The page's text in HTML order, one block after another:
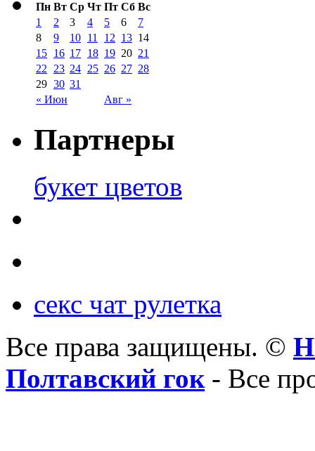
Пн Вт Ср Чт Пт Сб Вс
« Июн Авг »
1 2 3 4 5 6
7
8
9 10 11 12 13 14
15 16 17 18 19 20 21
22
23 24 25 26 27 28
29 30 31
Партнеры
букет цветов
секс чат рулетка
Все права защищены. ©
Полтавский гок- Все